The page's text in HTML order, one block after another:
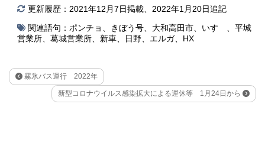
更新履歴：2021年12月7日掲載、2022年1月20日追記
関連語句： ポンチョ きぼう号 大和高田市 いすゞ
平城
営業所
葛城営業所 新車 日野 エルガ、 HX
霧氷バス運行 2022年
新型コロナウイルス感染拡大による運休等 1月24日から